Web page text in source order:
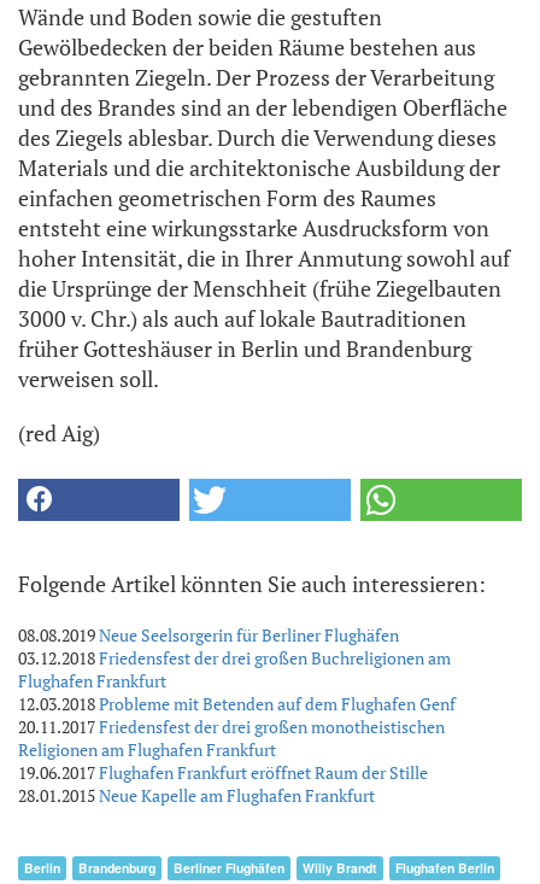
Wände und Boden sowie die gestuften
Gewölbedecken der beiden Räume bestehen aus
gebrannten Ziegeln. Der Prozess der Verarbeitung
und des Brandes sind an der lebendigen Oberfläche
des Ziegels ablesbar. Durch die Verwendung dieses
Materials und die architektonische Ausbildung der
einfachen geometrischen Form des Raumes
entsteht eine wirkungsstarke Ausdrucksform von
hoher Intensität, die in Ihrer Anmutung sowohl auf
die Ursprünge der Menschheit (frühe Ziegelbauten
3000 v. Chr.) als auch auf lokale Bautraditionen
früher Gotteshäuser in Berlin und Brandenburg
verweisen soll.
(red Aig)
Folgende Artikel könnten Sie auch interessieren:
08.08.2019Neue Seelsorgerin für Berliner Flughäfen
03.12.2018Friedensfest der drei großen Buchreligionen am
Flughafen Frankfurt
12.03.2018Probleme mit Betenden auf dem Flughafen Genf
20.11.2017Friedensfest der drei großen monotheistischen
Religionen am Flughafen Frankfurt
19.06.2017Flughafen Frankfurt eröffnet Raum der Stille
28.01.2015Neue Kapelle am Flughafen Frankfurt
Berlin Brandenburg Berliner Flughäfen Willy Brandt Flughafen Berlin